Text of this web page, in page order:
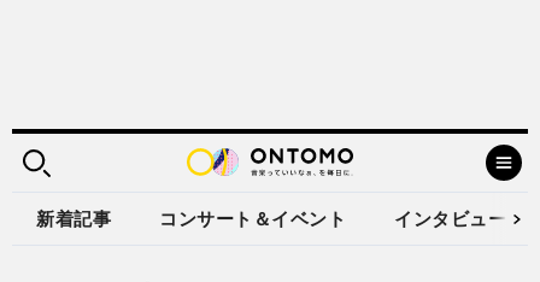
新着記事 コンサート＆イベント インタビュー